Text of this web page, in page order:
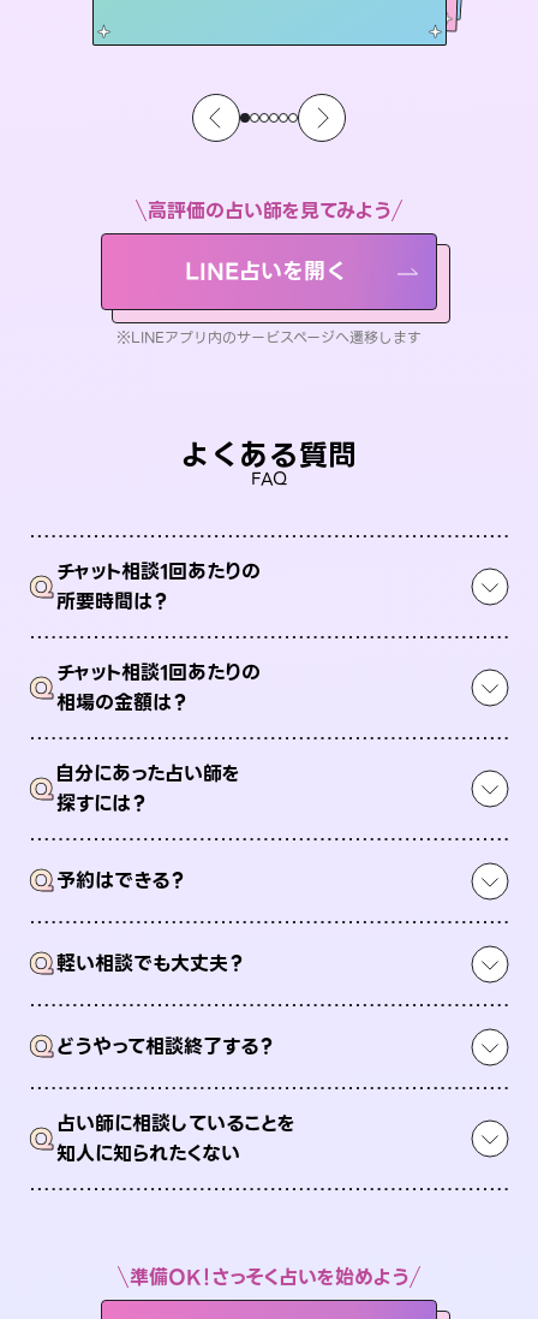
高評価の占い師を見てみよう
LINE占いを開く
※LINEアプリ内のサービスページへ遷移します
よくある質問
FAQ
Qチャット相談1回あたりの
所要時間は？
Qチャット相談1回あたりの
相場の金額は？
Q自分にあった占い師を
探すには？
Q予約はできる？
Q軽い相談でも大丈夫？
Qどうやって相談終了する？
Q占い師に相談していることを
知人に知られたくない
準備OK！さっそく占いを始めよう